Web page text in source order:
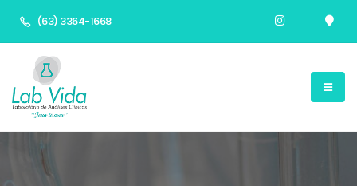
(63) 3364-1668